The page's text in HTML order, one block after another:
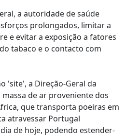
a autoridade de saúde
prolongados, limitar a
e evitar a exposição a fatores
tabaco e o contacto com
'site', a Direção-Geral da
de ar proveniente dos
que transporta poeiras em
atravessar Portugal
de hoje, podendo estender-